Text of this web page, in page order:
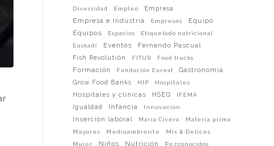
Diversidad
Empleo Empresa
Empresa e Industria Empresas Equipo
Equipos Espacios
Etiquetado nutricional
Euskadi
Eventos
Fernando Pascual
Fish Revolutión
FITUR Food trucks
Formación Fundación Eurest
Gastronomía
Grow Food Banks
HIP Hospitales
Hospitales y clínicas HSEQ IFEMA
Igualdad Infancia Innovación
Inserción laboral María Civera
Materia prima
Mayores
Medioambiente
Mix & Delices
Mujer
Niños Nutrición
Pezconocidos